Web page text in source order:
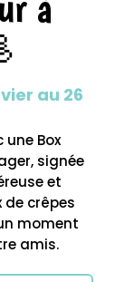
au 26
Box
signée
et
de crêpes
moment
amis.